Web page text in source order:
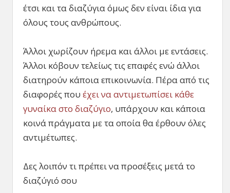
έτσι και τα διαζύγια όμως δεν είναι ίδια για
όλους τους ανθρώπους.
Άλλοι χωρίζουν ήρεμα και άλλοι με εντάσεις.
Άλλοι κόβουν τελείως τις επαφές ενώ άλλοι
διατηρούν κάποια επικοινωνία. Πέρα από τις
διαφορές που έχει να αντιμετωπίσει κάθε
γυναίκα στο διαζύγιο, υπάρχουν και κάποια
κοινά πράγματα με τα οποία θα έρθουν όλες
αντιμέτωπες.
Δες λοιπόν τι πρέπει να προσέξεις μετά το
διαζύγιό σου